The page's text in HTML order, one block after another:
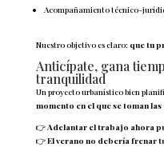
Acompañamiento técnico-
Nuestro objetivo es claro: que tu
Anticípate, gana
tranquilidad
Un proyecto urbanístico bien
momento en el que se toman
👉Adelantar el trabajo ahora
👉El verano no debería frenar